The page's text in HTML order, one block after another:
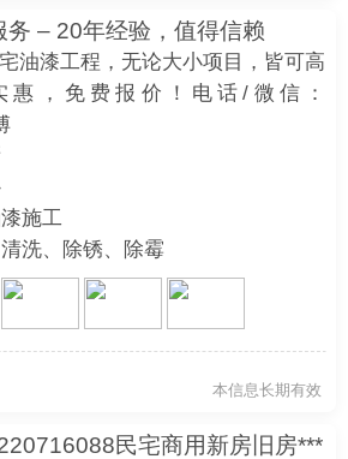
务 – 20年经验，值得信赖
油漆工程，无论大小项目，皆可高
惠，免费报价！电话/微信：
施工
洗、除锈、除霉
本信息长期有效
民宅商用新房旧房***